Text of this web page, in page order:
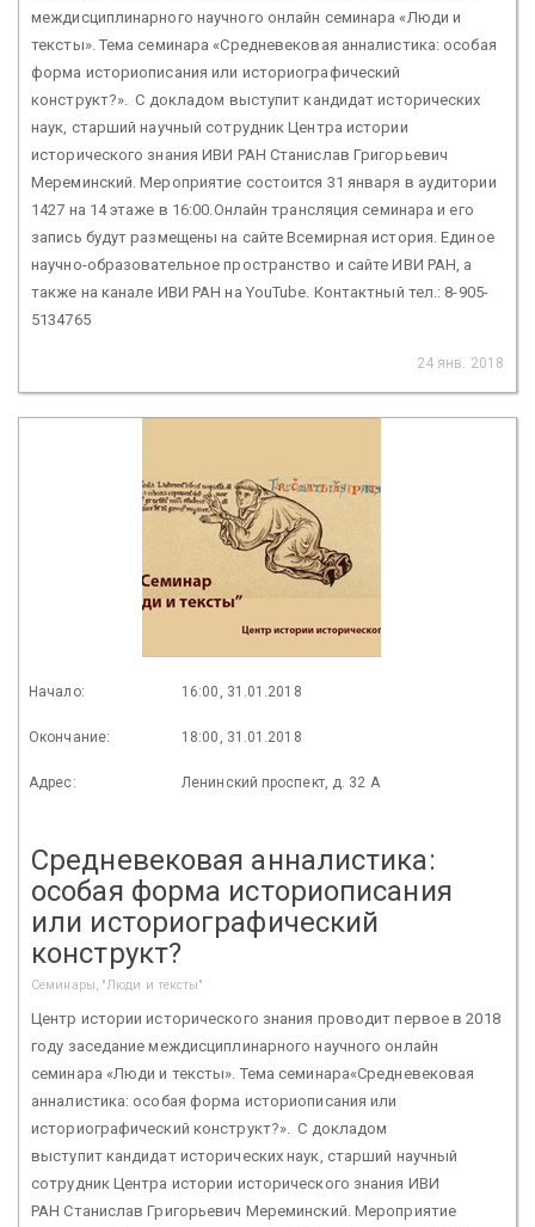
междисциплинарного научного онлайн семинара «Люди и
тексты». Тема семинара «Средневековая анналистика: особая
форма историописания или историографический
конструкт?». С докладом выступит кандидат исторических
наук, старший научный сотрудник Центра истории
исторического знания ИВИ РАН Станислав Григорьевич
Мереминский. Мероприятие состоится 31 января в аудитории
1427 на 14 этаже в 16:00.Онлайн трансляция семинара и его
запись будут размещены на сайте Всемирная история. Единое
научно-образовательное пространство и сайте ИВИ РАН, а
также на канале ИВИ РАН на YouTube. Контактный тел.: 8-905-
5134765
24 янв. 2018
Начало: 16:00, 31.01.2018
Окончание: 18:00, 31.01.2018
Адрес: Ленинский проспект, д. 32 А
Средневековая анналистика:
особая форма историописания
или историографический
конструкт?
Семинары, "Люди и тексты"
Центр истории исторического знания проводит первое в 2018
году заседание междисциплинарного научного онлайн
семинара «Люди и тексты». Тема семинара«Средневековая
анналистика: особая форма историописания или
историографический конструкт?». С докладом
выступит кандидат исторических наук, старший научный
сотрудник Центра истории исторического знания ИВИ
РАН Станислав Григорьевич Мереминский. Мероприятие